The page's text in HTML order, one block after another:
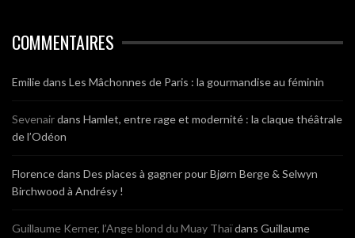
COMMENTAIRES
Emiliedans Les Mâchonnes de Paris : la gourmandise au féminin
Sevenairdans Hamlet, entre rage et modernité : la claque théâtrale
de l’Odéon
Florencedans Des places à gagner pour Bjørn Berge & Selwyn
Birchwood à Andrésy !
Guillaume Kerner, l’Ange blond du Muay Thaïdans Guillaume